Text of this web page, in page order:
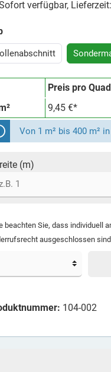
verfügbar,
Preis pro
9,45 €*
Von 1 m² bis 400 m²
(m)
beachten Sie, dass individuell
ausgeschlossen
104-002